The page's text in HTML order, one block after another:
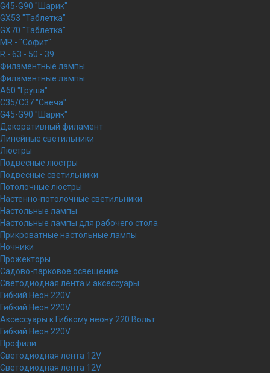
G45-G90 "Шарик"
GX53 "Таблетка"
GX70 "Таблетка"
MR - "Софит"
R - 63 - 50 - 39
Филаментные лампы
Филаментные лампы
A60 "Груша"
C35/C37 "Свеча"
G45-G90 "Шарик"
Декоративный филамент
Линейные светильники
Люстры
Подвесные люстры
Подвесные светильники
Потолочные люстры
Настенно-потолочные светильники
Настольные лампы
Настольные лампы для рабочего стола
Прикроватные настольные лампы
Ночники
Прожекторы
Садово-парковое освещение
Светодиодная лента и аксессуары
Гибкий Неон 220V
Гибкий Неон 220V
Аксессуары к Гибкому неону 220 Вольт
Гибкий Неон 220V
Профили
Светодиодная лента 12V
Светодиодная лента 12V